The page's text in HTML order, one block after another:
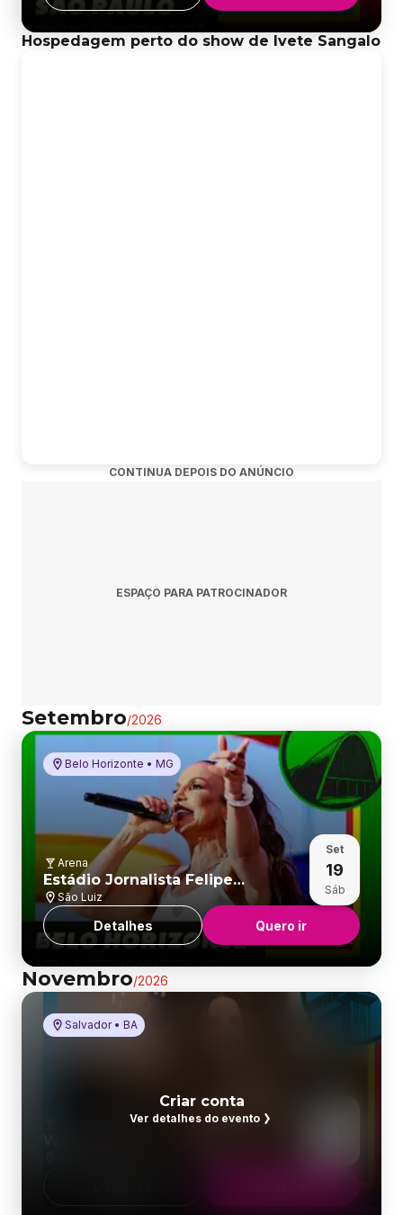
Hospedagem perto do show de Ivete Sangalo
CONTINUA DEPOIS DO ANÚNCIO
ESPAÇO PARA PATROCINADOR
Setembro/2026
Belo Horizonte • MG
Arena
Estádio Jornalista Felipe
Drummond (ginásio Mineirinho)
São Luiz
Set
19
Sáb
Detalhes Quero ir
Novembro/2026
Salvador • BA
Local Para Eventos
Salvador • BA
Criar conta
Ver detalhes do evento